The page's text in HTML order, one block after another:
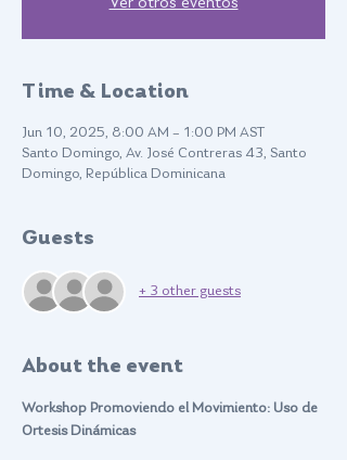
Ver otros eventos
Time & Location
Jun 10, 2025, 8:00 AM – 1:00 PM AST
Santo Domingo, Av. José Contreras 43, Santo
Domingo, República Dominicana
Guests
+ 3 other guests
About the event
Workshop Promoviendo el Movimiento: Uso de
Ortesis Dinámicas